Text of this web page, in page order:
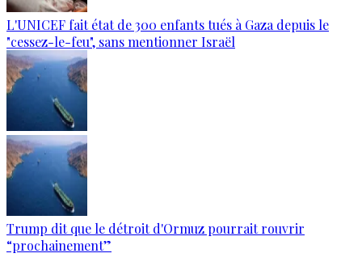
L'UNICEF fait état de 300 enfants tués à Gaza depuis le
"cessez-le-feu", sans mentionner Israël
Trump dit que le détroit d'Ormuz pourrait rouvrir
“prochainement”